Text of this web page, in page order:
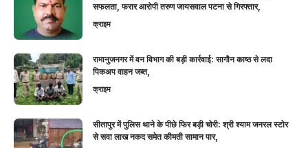
सफलता, फरार आरोपी तरुण जायसवाल पटना से गिरफ्तार,
क्राइम
रामानुजनगर में वन विभाग की बड़ी कार्रवाई: सागौन काष्ठ से लदा
पिकअप वाहन जब्त,
क्राइम
सीतापुर में पुलिस थाने के पीछे फिर बड़ी चोरी: श्री श्याम जनरल स्टोर
से सवा लाख नकद समेत कीमती सामान पार,